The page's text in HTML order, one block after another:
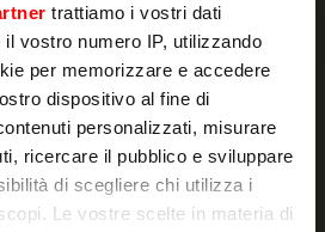
trattiamo i vostri dati
vostro numero IP, utilizzando
per memorizzare e accedere
dispositivo al fine di
personalizzati, misurare
ricercare il pubblico e sviluppare
di scegliere chi utilizza i
Le vostre scelte in materia di
directly in your email
通知 并授权处理我的个人数据以用于营销